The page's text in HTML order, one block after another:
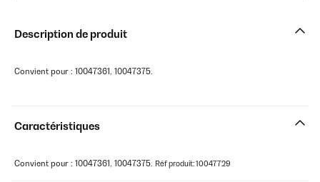
Description de produit
Convient pour : 10047361, 10047375.
Caractéristiques
Convient pour : 10047361, 10047375. Réf produit: 10047729